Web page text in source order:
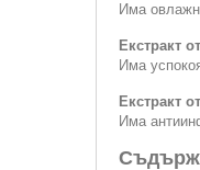
Има
Екстракт
Има
Екстракт
Има